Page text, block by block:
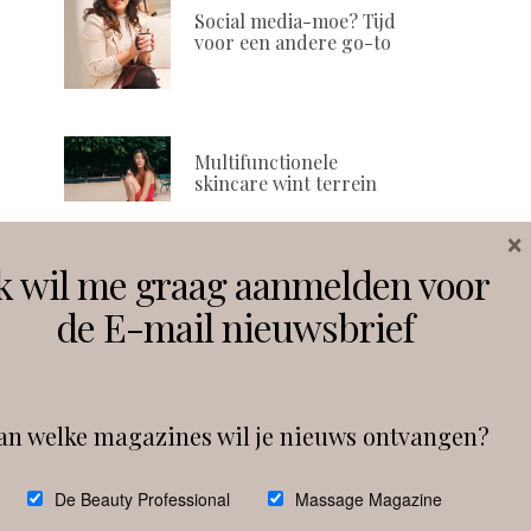
Social media-moe? Tijd
voor een andere go-to
Multifunctionele
skincare wint terrein
Volg ons
Follow on Instagram
wil me graag aanmelden voor
de E-mail nieuwsbrief
welke magazines wil je nieuws ontvangen?
De Beauty Professional Massage Magazine
×